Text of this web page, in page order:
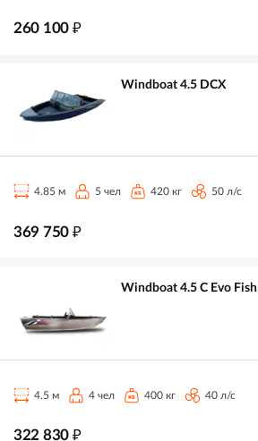
260 100 ₽
Windboat 4.5 DCX
4.85 м 5 чел 420 кг 50 л/с
369 750 ₽
Windboat 4.5 C Evo Fish
4.5 м 4 чел 400 кг 40 л/с
322 830 ₽